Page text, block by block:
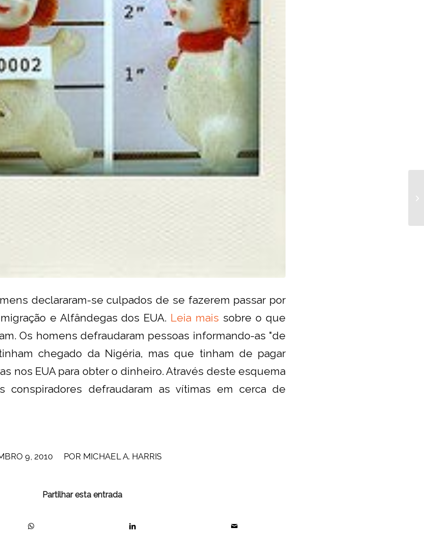
declararam-se culpados de se fazerem passar por
e Alfândegas dos EUA. Leia mais sobre o que
Os homens defraudaram pessoas informando-as "de
chegado da Nigéria, mas que tinham de pagar
nos EUA para obter o dinheiro. Através deste esquema
conspiradores defraudaram as vítimas em cerca de
9, 2010
/ POR MICHAEL A. HARRIS
Partilhar esta entrada